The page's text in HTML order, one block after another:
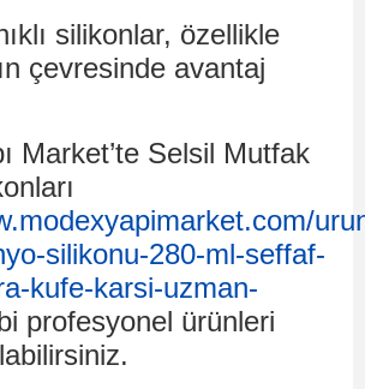
silikonlar, özellikle
çevresinde avantaj
Market’te Selsil Mutfak
silikonu-280-ml-seffaf-
kufe-karsi-uzman-
profesyonel ürünleri